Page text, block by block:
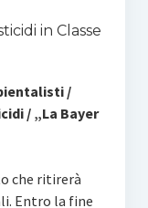
in Classe
/
/ „La Bayer
che ritirerà
Entro la fine